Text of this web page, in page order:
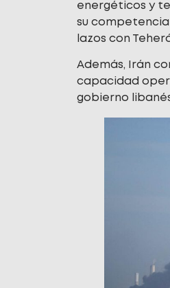
energéticos y
su competencia
lazos con
Además, Irán
capacidad
gobierno